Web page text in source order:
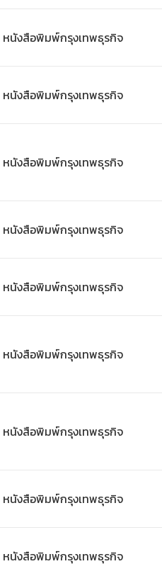
หนังสือพิมพ์กรุงเทพธุรกิจ
หนังสือพิมพ์กรุงเทพธุรกิจ
หนังสือพิมพ์กรุงเทพธุรกิจ
หนังสือพิมพ์กรุงเทพธุรกิจ
หนังสือพิมพ์กรุงเทพธุรกิจ
หนังสือพิมพ์กรุงเทพธุรกิจ
หนังสือพิมพ์กรุงเทพธุรกิจ
หนังสือพิมพ์กรุงเทพธุรกิจ
หนังสือพิมพ์กรุงเทพธุรกิจ